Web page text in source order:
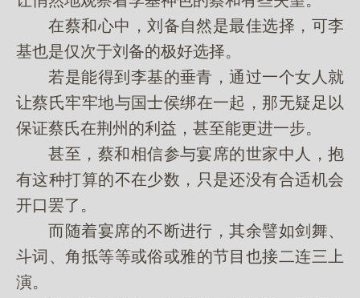
在蔡和心中，刘备自然是最佳选择，可李
基也是仅次于刘备的极好选择。
若是能得到李基的垂青，通过一个女人就
让蔡氏牢牢地与国士侯绑在一起，那无疑足以
保证蔡氏在荆州的利益，甚至能更进一步。
甚至，蔡和相信参与宴席的世家中人，抱
有这种打算的不在少数，只是还没有合适机会
开口罢了。
而随着宴席的不断进行，其余譬如剑舞、
斗词、角抵等等或俗或雅的节目也接二连三上
演。